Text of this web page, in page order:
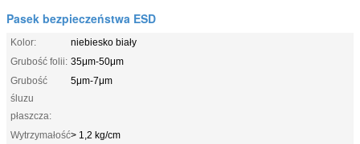
Pasek bezpieczeństwa ESD
Kolor:
niebiesko biały
Grubość folii: 35μm-50μm
Grubość
śluzu
płaszcza:
5μm-7μm
Wytrzymałość> 1,2 kg/cm